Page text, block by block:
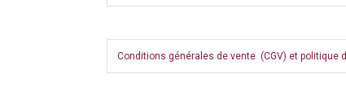
Conditions générales de vente (CGV) et politique